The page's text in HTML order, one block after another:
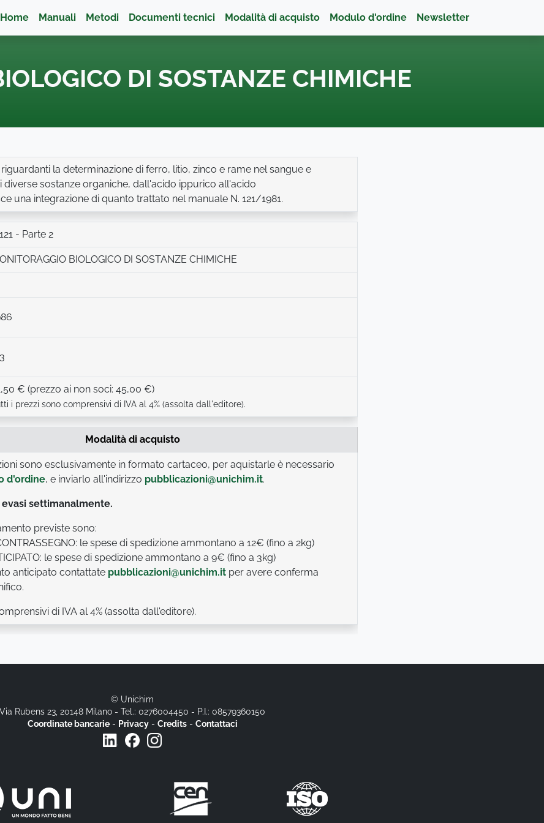
Home Manuali Metodi Documenti tecnici Modalità di acquisto Modulo d'ordine Newsletter
DI SOSTANZE CHIMICHE
la determinazione di ferro, litio, zinco e rame nel sangue e
diverse sostanze organiche, dall'acido ippurico all'acido
una integrazione di quanto trattato nel manuale N. 121/1981.
- Parte 2
BIOLOGICO DI SOSTANZE CHIMICHE
€ (prezzo ai non soci: 45,00 €)
i prezzi sono comprensivi di IVA al 4% (assolta dall'editore).
Modalità di acquisto
sono esclusivamente in formato cartaceo, per aquistarle è necessario
d'ordine, e inviarlo all'indirizzo pubblicazioni@unichim.it.
settimanalmente.
previste sono:
le spese di spedizione ammontano a 12€ (fino a 2kg)
le spese di spedizione ammontano a 9€ (fino a 3kg)
anticipato contattate pubblicazioni@unichim.it per avere conferma
di IVA al 4% (assolta dall'editore).
© Unichim
Via Rubens 23, 20148 Milano - Tel.: 0276004450 - P.I.: 08579360150
Coordinate bancarie- Privacy- Credits- Contattaci